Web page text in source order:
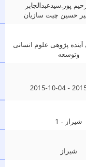
پور,سیدعبدالجابر
حسین چیت سازیان
پژوهی علوم انسانی
وتوسعه
2015-10-04 -
1 - شیراز
شیراز